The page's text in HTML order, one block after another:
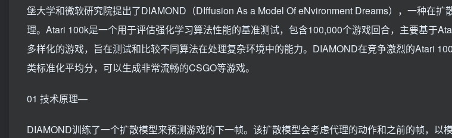
堡大学和微软研究院提出了DIAMOND（DIffusion As a Model Of eNvironment Dreams），一种在扩
理。Atari 100k是一个用于评估强化学习算法性能的基准测试，包含100,000个游戏回合，主要基于
多样化的游戏，旨在测试和比较不同算法在处理复杂环境中的能力。DIAMOND在竞争激烈的Atari
类标准化平均分，可以生成非常流畅的CSGO等游戏。
01 技术原理—
DIAMOND训练了一个扩散模型来预测游戏的下一帧。该扩散模型会考虑代理的动作和之前的帧，以